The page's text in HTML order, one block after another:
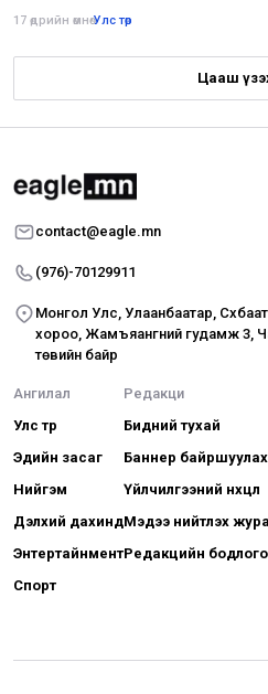
17 өдрийн өмнө•Улс төр
Цааш
contact@eagle.mn
(976)-70129911
Монгол Улс, Улаанбаатар,
хороо, Жамъяангүний гудамж 3,
төвийн байр
Ангилал
Улс төр
Эдийн засаг
Нийгэм
Дэлхий дахинд
Энтертайнмент
Спорт
Редакци
Бидний тухай
Баннер байршуулах
Үйлчилгээний нөхцөл
Мэдээ нийтлэх
Редакцийн бодлого